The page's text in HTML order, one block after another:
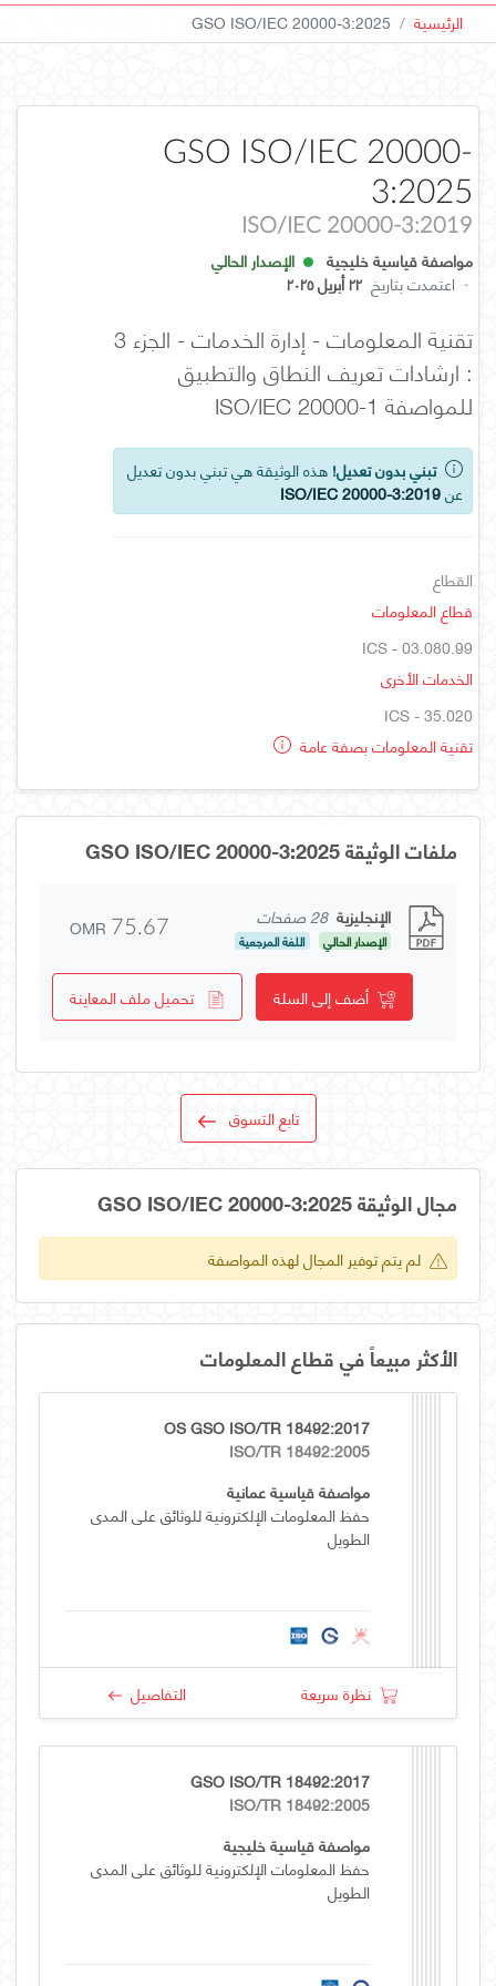
الرئيسية GSO ISO/IEC 20000-3:2025
GSO ISO/IEC 20000-
3:2025
ISO/IEC 20000-3:2019
مواصفة قياسية خليجية
الإصدار الحالي
· اعتمدت بتاريخ ٢٢ أبريل ٢٠٢٥
تقنية المعلومات - إدارة الخدمات - الجزء 3
: ارشادات تعريف النطاق والتطبيق
للمواصفة ISO/IEC 20000-1
تبني بدون تعديل! هذه الوثيقة هي تبني بدون تعديل
عنISO/IEC 20000-3:2019
القطاع
قطاع المعلومات
ICS - 03.080.99
الخدمات الأخرى
ICS - 35.020
تقنية المعلومات بصفة عامة
ملفات الوثيقة GSO ISO/IEC 20000-3:2025
الإنجليزية 28 صفحات
الإصدار الحالي اللغة المرجعية OMR 75.67
أضف إلى السلة تحميل ملف المعاينة
تابع التسوق
مجال الوثيقة GSO ISO/IEC 20000-3:2025
لم يتم توفير المجال لهذه المواصفة
الأكثر مبيعاً في قطاع المعلومات
OS GSO ISO/TR 18492:2017
ISO/TR 18492:2005
مواصفة قياسية عمانية
حفظ المعلومات الإلكترونية للوثائق على المدى
الطويل
نظرة سريعة التفاصيل
GSO ISO/TR 18492:2017
ISO/TR 18492:2005
مواصفة قياسية خليجية
حفظ المعلومات الإلكترونية للوثائق على المدى
الطويل